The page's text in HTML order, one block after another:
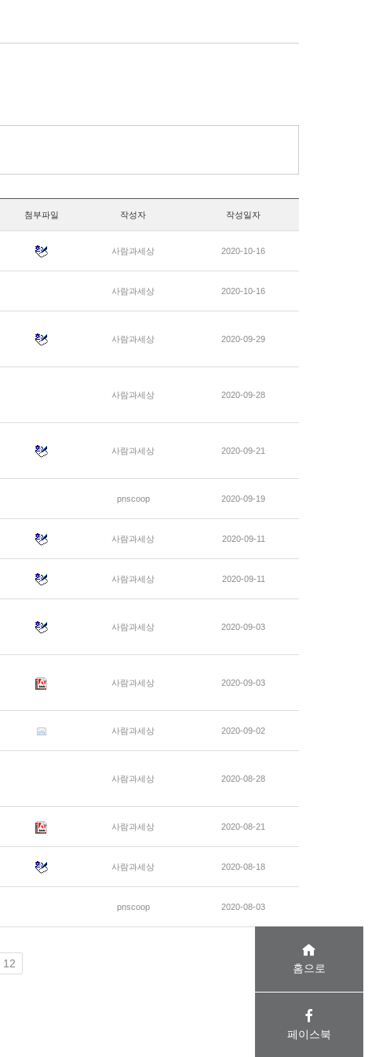
첨부파일 작성자 작성일자
사람과세상 2020-10-16
사람과세상 2020-10-16
사람과세상 2020-09-29
사람과세상 2020-09-28
사람과세상 2020-09-21
pnscoop 2020-09-19
사람과세상 2020-09-11
사람과세상 2020-09-11
사람과세상 2020-09-03
사람과세상 2020-09-03
사람과세상 2020-09-02
사람과세상 2020-08-28
사람과세상 2020-08-21
사람과세상 2020-08-18
pnscoop 2020-08-03
12 홈으로
페이스북